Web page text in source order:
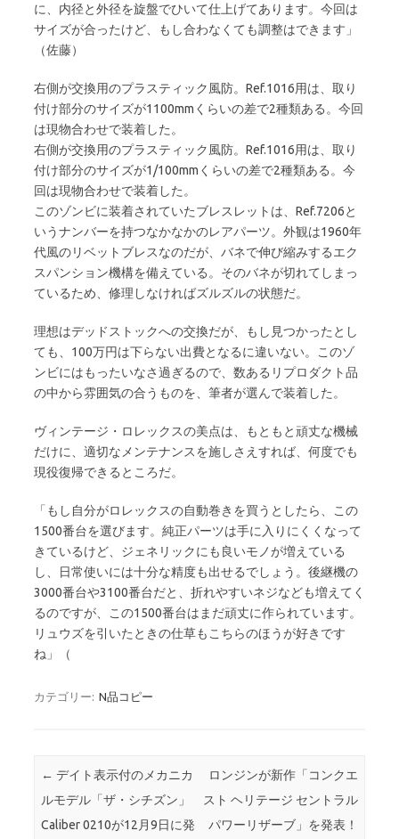
に、内径と外径を旋盤でひいて仕上げてあります。今回は
サイズが合ったけど、もし合わなくても調整はできます」
（佐藤）
右側が交換用のプラスティック風防。Ref.1016用は、取り
付け部分のサイズが1100mmくらいの差で2種類ある。今回
は現物合わせで装着した。
右側が交換用のプラスティック風防。Ref.1016用は、取り
付け部分のサイズが1/100mmくらいの差で2種類ある。今
回は現物合わせで装着した。
このゾンビに装着されていたブレスレットは、Ref.7206と
いうナンバーを持つなかなかのレアパーツ。外観は1960年
代風のリベットブレスなのだが、バネで伸び縮みするエク
スパンション機構を備えている。そのバネが切れてしまっ
ているため、修理しなければズルズルの状態だ。
理想はデッドストックへの交換だが、もし見つかったとし
ても、100万円は下らない出費となるに違いない。このゾ
ンビにはもったいなさ過ぎるので、数あるリプロダクト品
の中から雰囲気の合うものを、筆者が選んで装着した。
ヴィンテージ・ロレックスの美点は、もともと頑丈な機械
だけに、適切なメンテナンスを施しさえすれば、何度でも
現役復帰できるところだ。
「もし自分がロレックスの自動巻きを買うとしたら、この
1500番台を選びます。純正パーツは手に入りにくくなって
きているけど、ジェネリックにも良いモノが増えている
し、日常使いには十分な精度も出せるでしょう。後継機の
3000番台や3100番台だと、折れやすいネジなども増えてく
るのですが、この1500番台はまだ頑丈に作られています。
リュウズを引いたときの仕草もこちらのほうが好きです
ね」（
カテゴリー: N品コピー
投稿ナビゲーション
← デイト表⽰付のメカニカ
ルモデル「ザ・シチズン」
Caliber 0210が12月9日に発
ロンジンが新作「コンクエ
スト ヘリテージ セントラル
パワーリザーブ」を発表！